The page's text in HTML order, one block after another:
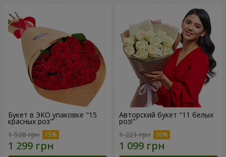
Букет в ЭКО упаковке "15
красных роз"
1 528 грн
Авторский букет "11 белых
роз!"
1 221 грн